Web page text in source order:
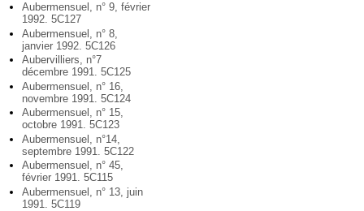
Aubermensuel, n° 9, février
1992. 5C127
Aubermensuel, n° 8,
janvier 1992. 5C126
Aubervilliers, n°7
décembre 1991. 5C125
Aubermensuel, n° 16,
novembre 1991. 5C124
Aubermensuel, n° 15,
octobre 1991. 5C123
Aubermensuel, n°14,
septembre 1991. 5C122
Aubermensuel, n° 45,
février 1991. 5C115
Aubermensuel, n° 13, juin
1991. 5C119